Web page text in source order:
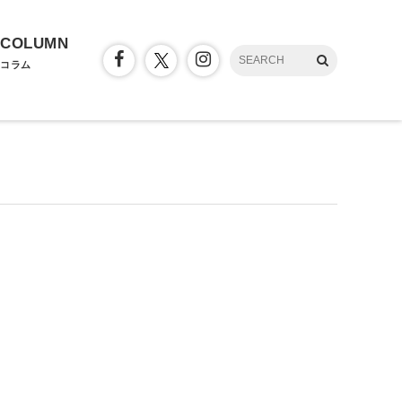
COLUMN
コラム